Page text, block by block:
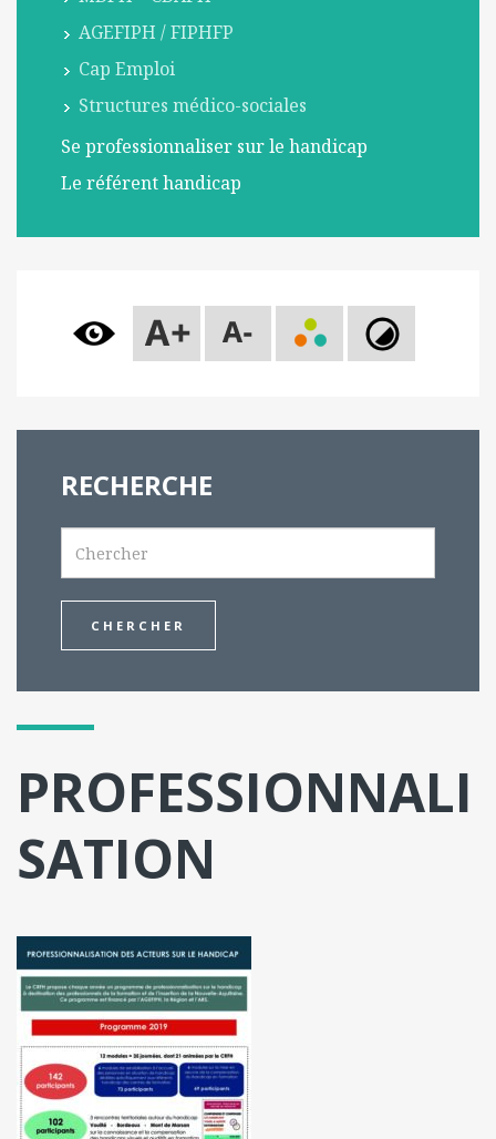
AGEFIPH / FIPHFP
Cap Emploi
Structures médico-sociales
Se professionnaliser sur le handicap
Le référent handicap
RECHERCHE
PROFESSIONNALI
SATION